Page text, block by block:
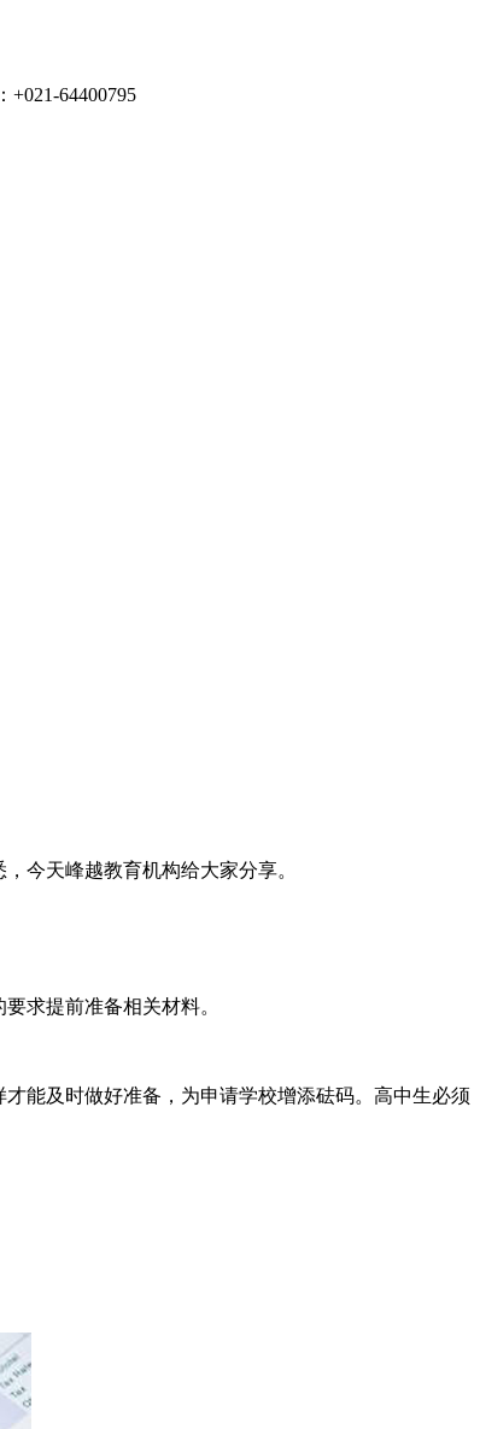
64400795
今天峰越教育机构给大家分享。
求提前准备相关材料。
能及时做好准备，为申请学校增添砝码。高中生必须